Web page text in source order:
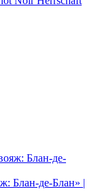
Блан-де-Блан» |